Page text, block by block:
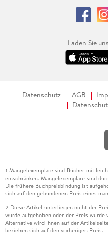
Laden Sie
Datenschutz AGB
1 Mängelexemplare sind Bücher mit
einschränken. Mängelexemplare sind
Die frühere Buchpreisbindung ist
sich auf den gebundenen Preis eines
2 Diese Artikel unterliegen nicht der
wurde aufgehoben oder der Preis
Alternative wird Ihnen auf der
beziehen sich auf den vorherigen Preis.